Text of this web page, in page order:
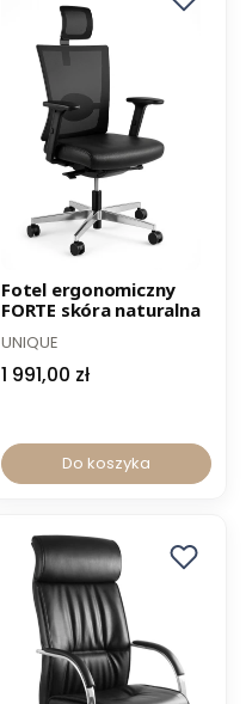
Norma BHP
-12% z kodem PROMO12
Fotel ergonomiczny
FORTE skóra naturalna
UNIQUE
1 991,00 zł
Do koszyka